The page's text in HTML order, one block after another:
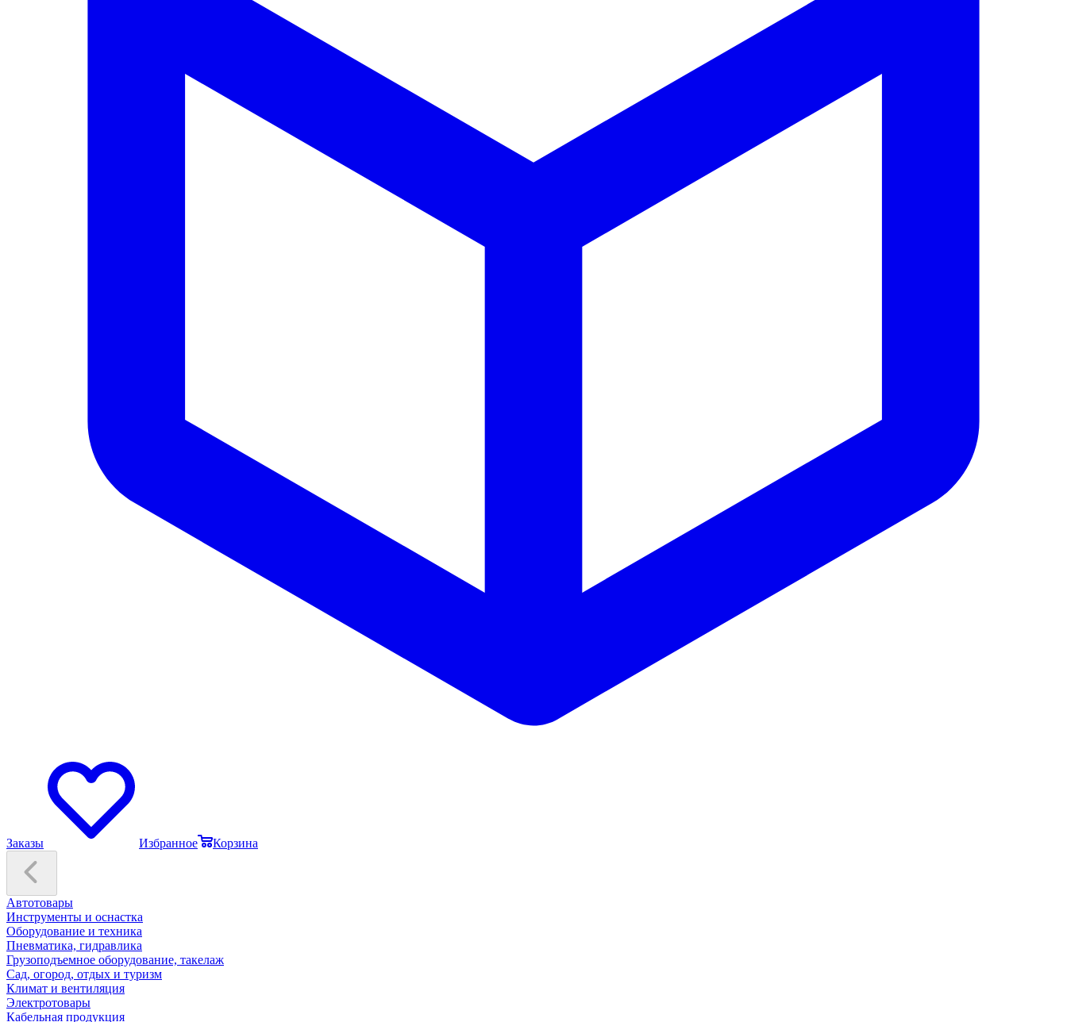
Заказы Избранное Корзина
Автотовары
Инструменты и оснастка
Оборудование и техника
Пневматика, гидравлика
Грузоподъемное оборудование, такелаж
Сад, огород, отдых и туризм
Климат и вентиляция
Электротовары
Кабельная продукция